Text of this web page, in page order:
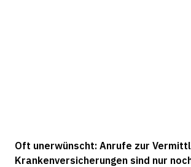
Oft unerwünscht: Anrufe zur
Krankenversicherungen sind nur